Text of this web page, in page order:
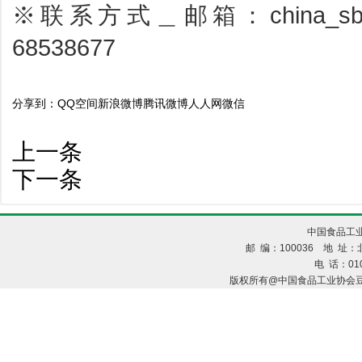
※联系方式＿邮箱：
68538677
分享到： QQ空间新浪微博腾讯微博人人网微信
上一条
下一条
中国食品工
邮 编：100036 地 址：
电 话：
版权所有@中国食品工业协